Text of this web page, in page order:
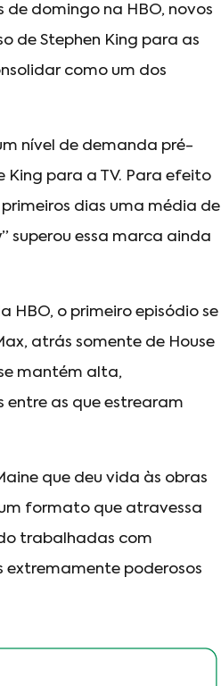
de domingo na HBO, novos
de Stephen King para as
como um dos
nível de demanda pré-
para a TV. Para efeito
primeiros dias uma média de
superou essa marca ainda
HBO, o primeiro episódio se
atrás somente de House
mantém alta,
entre as que estrearam
que deu vida às obras
formato que atravessa
trabalhadas com
extremamente poderosos